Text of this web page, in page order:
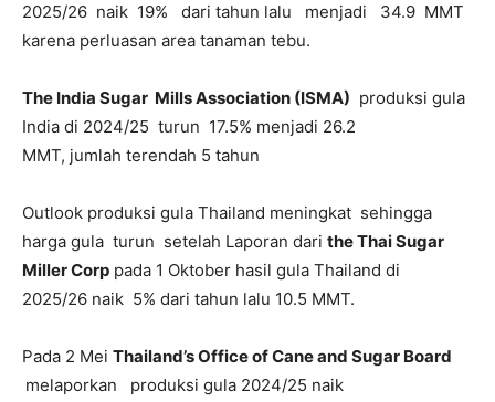
2025/26 naik 19% dari tahun lalu menjadi 34.9 MMT
karena perluasan area tanaman tebu.
The India Sugar Mills Association (ISMA) produksi gula
India di 2024/25 turun 17.5% menjadi 26.2
MMT, jumlah terendah 5 tahun
Outlook produksi gula Thailand meningkat sehingga
harga gula turun setelah Laporan dari the Thai Sugar
Miller Corp pada 1 Oktober hasil gula Thailand di
2025/26 naik 5% dari tahun lalu 10.5 MMT.
Pada 2 Mei Thailand’s Office of Cane and Sugar Board
melaporkan produksi gula 2024/25 naik